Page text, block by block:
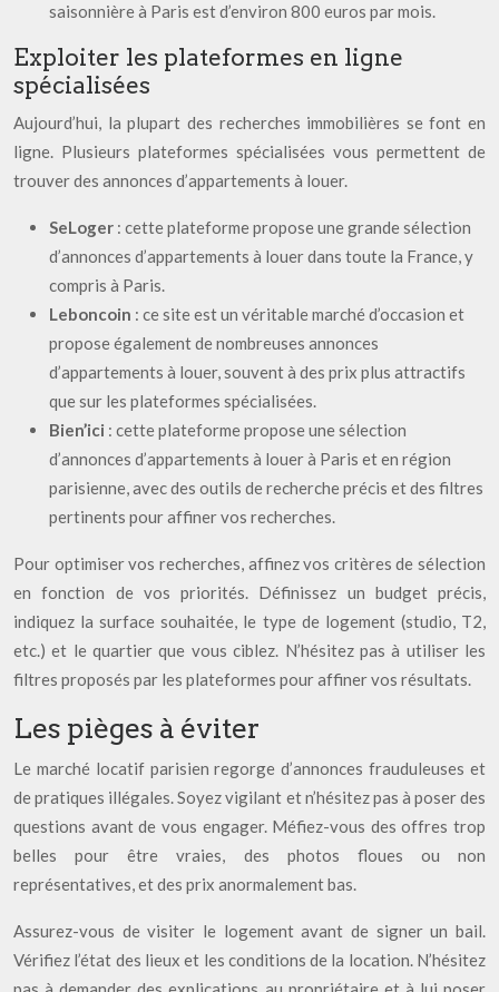
saisonnière à Paris est d’environ 800 euros par mois.
Exploiter les plateformes en ligne
spécialisées
Aujourd’hui, la plupart des recherches immobilières se font en
ligne. Plusieurs plateformes spécialisées vous permettent de
trouver des annonces d’appartements à louer.
SeLoger : cette plateforme propose une grande sélection
d’annonces d’appartements à louer dans toute la France, y
compris à Paris.
Leboncoin : ce site est un véritable marché d’occasion et
propose également de nombreuses annonces
d’appartements à louer, souvent à des prix plus attractifs
que sur les plateformes spécialisées.
Bien’ici : cette plateforme propose une sélection
d’annonces d’appartements à louer à Paris et en région
parisienne, avec des outils de recherche précis et des filtres
pertinents pour affiner vos recherches.
Pour optimiser vos recherches, affinez vos critères de sélection
en fonction de vos priorités. Définissez un budget précis,
indiquez la surface souhaitée, le type de logement (studio, T2,
etc.) et le quartier que vous ciblez. N’hésitez pas à utiliser les
filtres proposés par les plateformes pour affiner vos résultats.
Les pièges à éviter
Le marché locatif parisien regorge d’annonces frauduleuses et
de pratiques illégales. Soyez vigilant et n’hésitez pas à poser des
questions avant de vous engager. Méfiez-vous des offres trop
belles pour être vraies, des photos floues ou non
représentatives, et des prix anormalement bas.
Assurez-vous de visiter le logement avant de signer un bail.
Vérifiez l’état des lieux et les conditions de la location. N’hésitez